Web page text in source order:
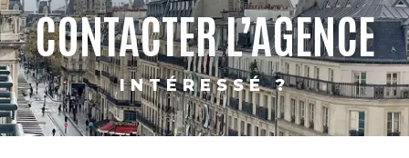
CONTACTER L’AGENCE
INTÉRESSÉ ?